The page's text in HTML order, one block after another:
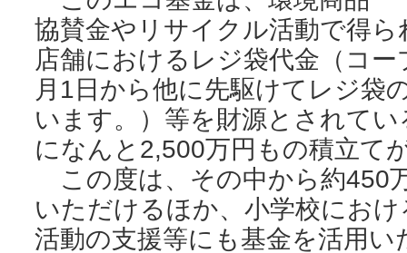
協賛金やリサイクル活動で得
店舗におけるレジ袋代金（コ
月1日から他に先駆けてレジ袋
います。）等を財源とされて
になんと2,500万円もの積立て
この度は、その中から約450
いただけるほか、小学校にお
活動の支援等にも基金を活用